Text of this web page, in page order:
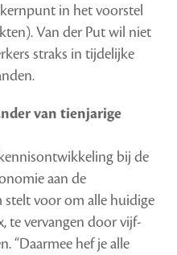
in het voorstel
Van der Put wil niet
straks in tijdelijke
van tienjarige
bij de
aan de
voor om alle huidige
te vervangen door vijf-
“Daarmee hef je alle